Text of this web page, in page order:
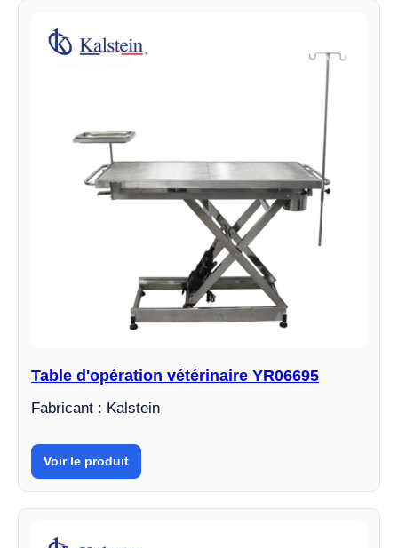
Table d'opération vétérinaire YR06695
Fabricant : Kalstein
Voir le produit